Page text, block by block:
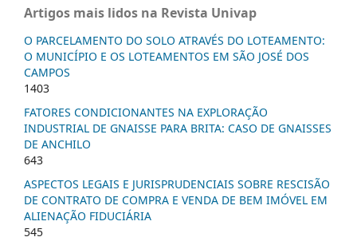
Artigos mais lidos na Revista Univap
O PARCELAMENTO DO SOLO ATRAVÉS DO LOTEAMENTO:
O MUNICÍPIO E OS LOTEAMENTOS EM SÃO JOSÉ DOS
CAMPOS
1403
FATORES CONDICIONANTES NA EXPLORAÇÃO
INDUSTRIAL DE GNAISSE PARA BRITA: CASO DE GNAISSES
DE ANCHILO
643
ASPECTOS LEGAIS E JURISPRUDENCIAIS SOBRE RESCISÃO
DE CONTRATO DE COMPRA E VENDA DE BEM IMÓVEL EM
ALIENAÇÃO FIDUCIÁRIA
545